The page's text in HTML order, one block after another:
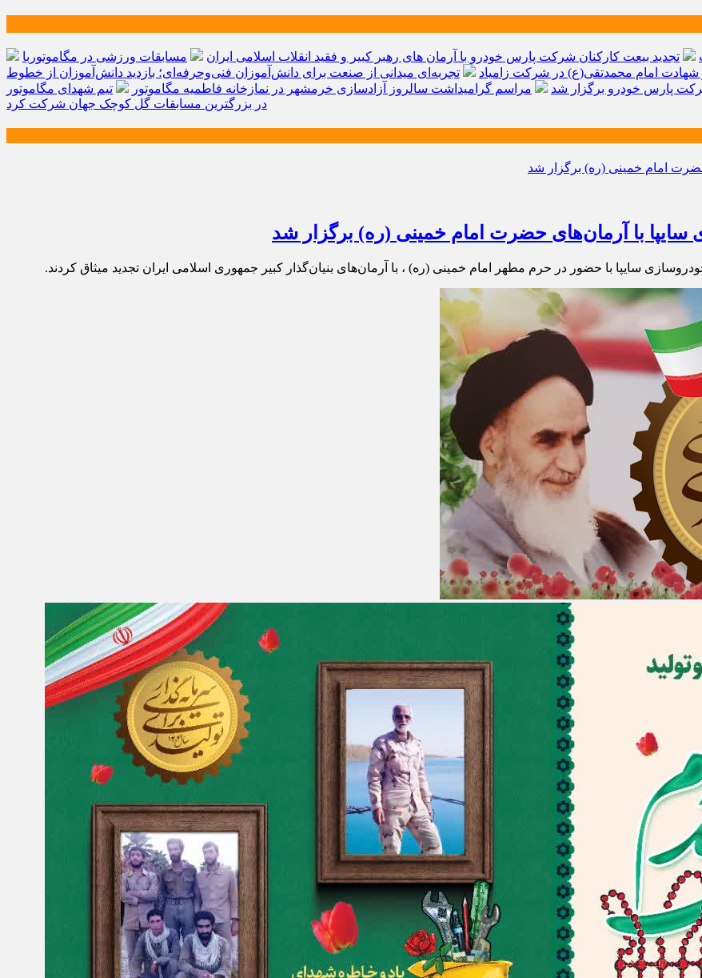
تجدید بیعت کارکنان شرکت پارس خودرو با آرمان های رهبر کبیر و فقید انقلاب اسلامی ایران
مسابقات ورزشی در مگاموتوربا
امام محمدتقی(ع) در شرکت زامیاد
تجربه‌ای میدانی از صنعت برای دانش‌آموزان فنی‌وحرفه‌ای؛ بازدید دانش‌آموزان از خطوط
پارس خودرو برگزار شد مراسم گرامیداشت سالروز آزادسازی خرمشهر در نمازخانه فاطمیه مگاموتور
تیم شهدای مگاموتور
در بزرگترین مسابقات گل کوچک جهان شرکت کرد
سایپا با آرمان‌های حضرت امام خمینی (ره) برگزار شد
سایپا با حضور در حرم مطهر امام خمینی (ره) ، با آرمان‌های بنیان‌گذار کبیر جمهوری اسلامی ایران تجدید میثاق کردند.